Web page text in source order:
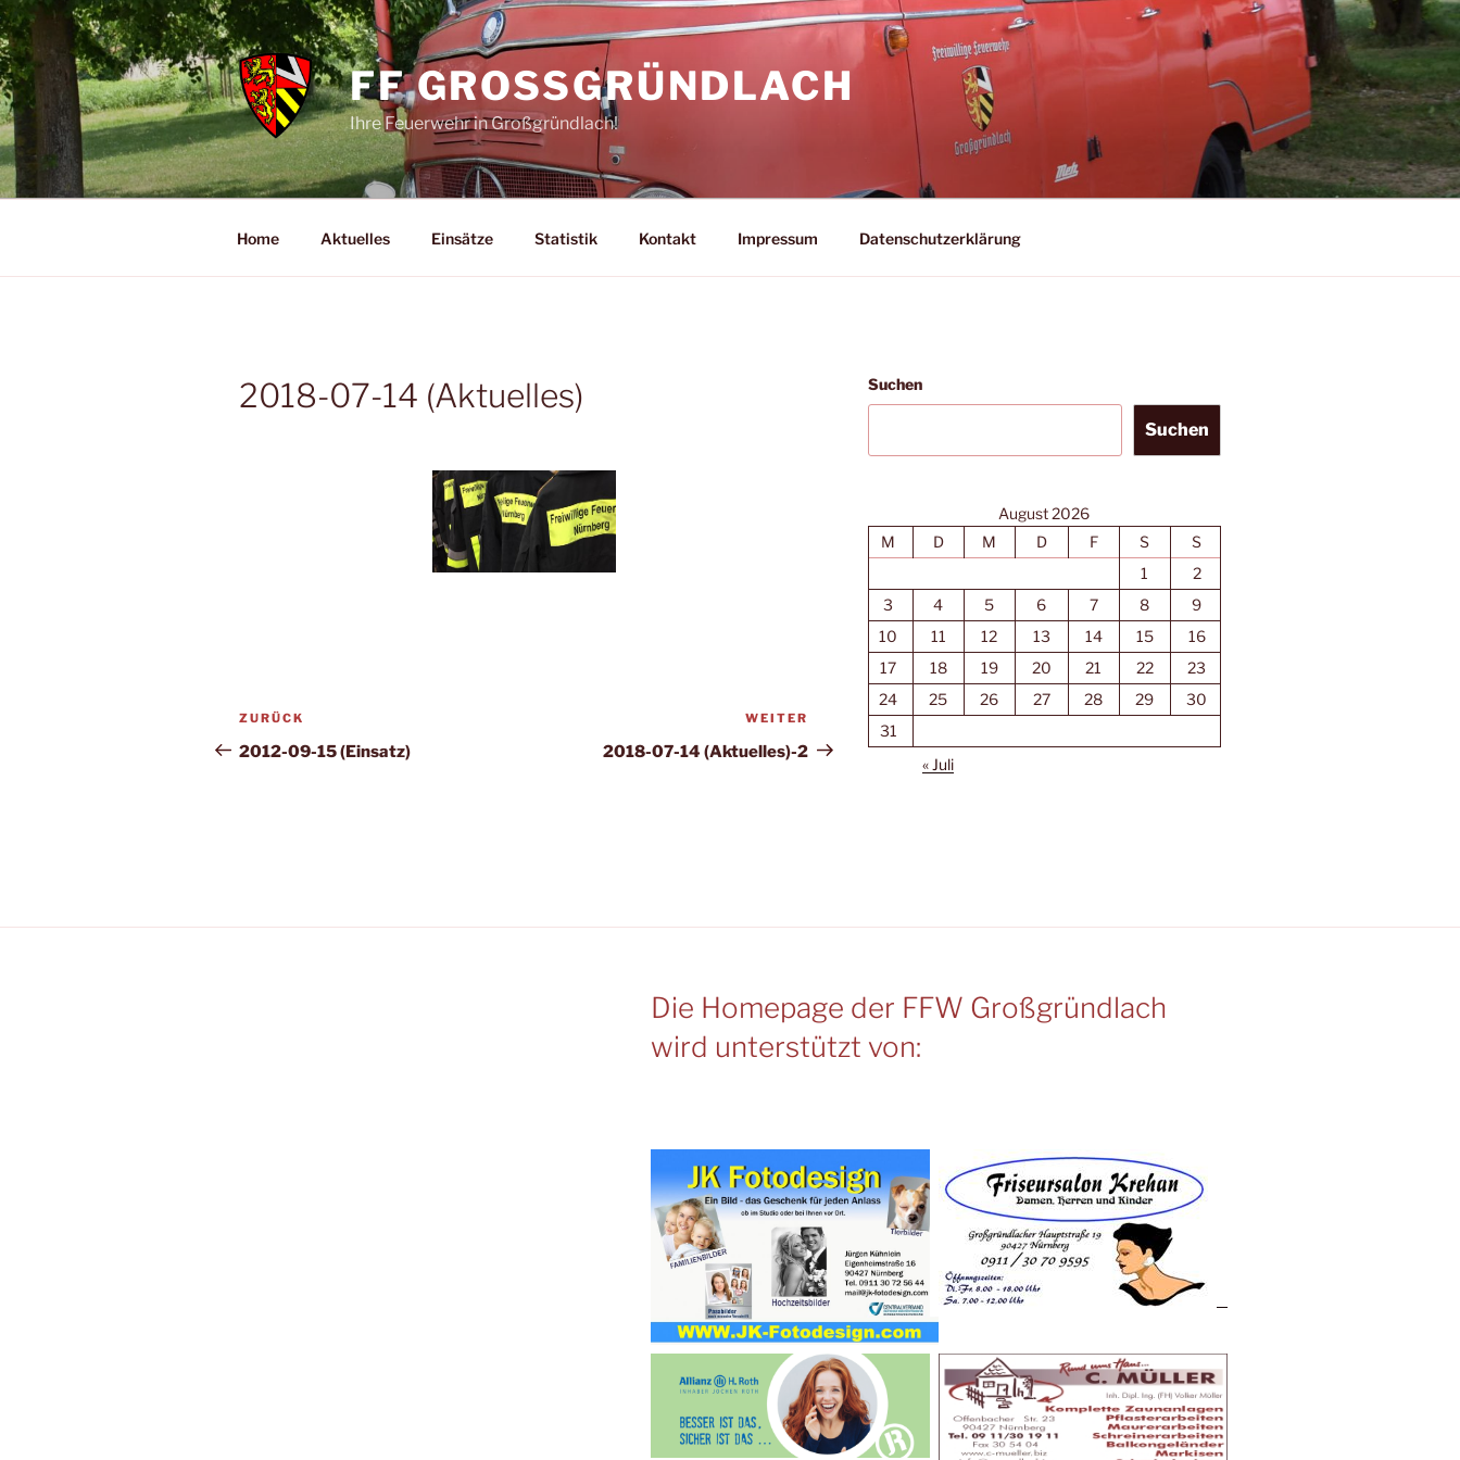
Zum
Inhalt
springen
FF GROSSGRÜNDLACH
Ihre Feuerwehr in Großgründlach!
Home Aktuelles Einsätze Statistik Kontakt Impressum Datenschutzerklärung
2018-07-14 (Aktuelles)
Beitragsnavigation
Vorheriger
Beitrag
ZURÜCK
2012-09-15 (Einsatz)
Nächster
Beitrag
WEITER
2018-07-14 (Aktuelles)-2
Suchen
Suchen
August 2026
M
D M D F S
S
1
2
3
4 5 6 7 8
9
10
11 12 13 14 15
16
17
18 19 20 21 22
23
24
25 26 27 28 29
30
31
« Juli
Die Homepage der FFW Großgründlach
wird unterstützt von: